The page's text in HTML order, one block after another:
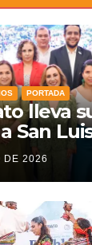
PORTADA
lleva
San
la
DE 2026